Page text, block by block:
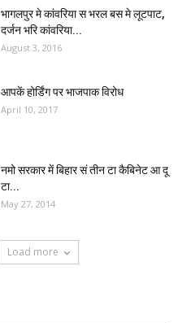
भागलपुर मे कांवरिया स भरल बस मे लूटपाट,
दर्जन भरि कांवरिया...
August 3, 2016
आपकें होर्डिंग पर भाजपाक विरोध
April 10, 2017
नमो सरकार में बिहार सं तीन टा कैबिनेट आ दू
टा...
May 27, 2014
Load more